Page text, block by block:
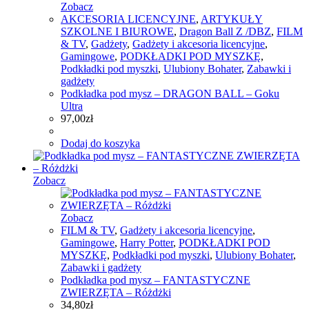
Zobacz
AKCESORIA LICENCYJNE, ARTYKUŁY
SZKOLNE I BIUROWE, Dragon Ball Z /DBZ, FILM
& TV, Gadżety, Gadżety i akcesoria licencyjne,
Gamingowe, PODKŁADKI POD MYSZKĘ,
Podkładki pod myszki, Ulubiony Bohater, Zabawki i
gadżety
Podkładka pod mysz – DRAGON BALL – Goku
Ultra
97,00zł
Dodaj do koszyka
Zobacz
Zobacz
FILM & TV, Gadżety i akcesoria licencyjne,
Gamingowe, Harry Potter, PODKŁADKI POD
MYSZKĘ, Podkładki pod myszki, Ulubiony Bohater,
Zabawki i gadżety
Podkładka pod mysz – FANTASTYCZNE
ZWIERZĘTA – Różdżki
34,80zł